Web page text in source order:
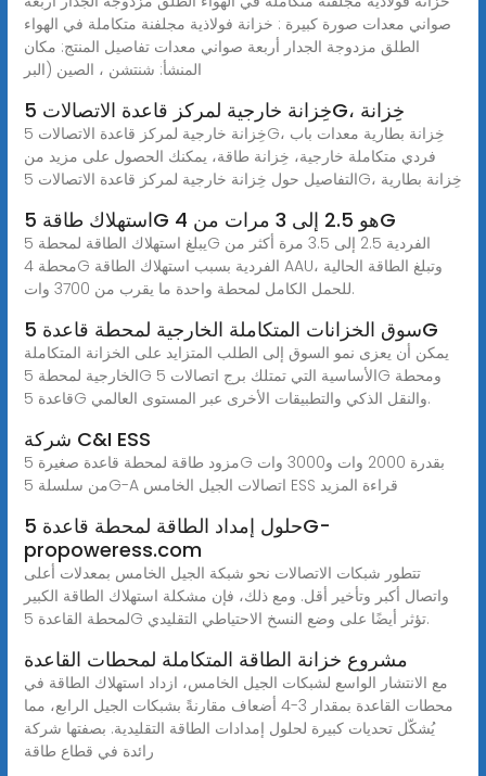
صواني معدات صورة كبيرة : خزانة فولاذية مجلفنة متكاملة في الهواء
الطلق مزدوجة الجدار أربعة صواني معدات تفاصيل المنتج: مكان
المنشأ: شنتشن ، الصين (البر
خِزانة خارجية لمركز قاعدة الاتصالات 5G، خِزانة
خِزانة خارجية لمركز قاعدة الاتصالات 5G، خِزانة بطارية معدات باب
فردي متكاملة خارجية، خِزانة طاقة، يمكنك الحصول على مزيد من
التفاصيل حول خِزانة خارجية لمركز قاعدة الاتصالات 5G، خِزانة بطارية
استهلاك طاقة 5G هو 2.5 إلى 3 مرات من 4G
يبلغ استهلاك الطاقة لمحطة 5G الفردية 2.5 إلى 3.5 مرة أكثر من
محطة 4G الفردية بسبب استهلاك الطاقة AAU، وتبلغ الطاقة الحالية
للحمل الكامل لمحطة واحدة ما يقرب من 3700 وات.
سوق الخزانات المتكاملة الخارجية لمحطة قاعدة 5G
يمكن أن يعزى نمو السوق إلى الطلب المتزايد على الخزانة المتكاملة
الخارجية لمحطة 5G الأساسية التي تمتلك برج اتصالات 5G ومحطة
قاعدة 5G والنقل الذكي والتطبيقات الأخرى عبر المستوى العالمي.
شركة C&I ESS
مزود طاقة لمحطة قاعدة صغيرة 5G بقدرة 2000 وات و3000 وات
من سلسلة 5G-A اتصالات الجيل الخامس ESS قراءة المزيد
حلول إمداد الطاقة لمحطة قاعدة 5G-
propoweress.com
تتطور شبكات الاتصالات نحو شبكة الجيل الخامس بمعدلات أعلى
واتصال أكبر وتأخير أقل. ومع ذلك، فإن مشكلة استهلاك الطاقة الكبير
لمحطة القاعدة 5G تؤثر أيضًا على وضع النسخ الاحتياطي التقليدي.
مشروع خزانة الطاقة المتكاملة لمحطات القاعدة
مع الانتشار الواسع لشبكات الجيل الخامس، ازداد استهلاك الطاقة في
محطات القاعدة بمقدار 3-4 أضعاف مقارنةً بشبكات الجيل الرابع، مما
يُشكّل تحديات كبيرة لحلول إمدادات الطاقة التقليدية. بصفتها شركة
رائدة في قطاع طاقة